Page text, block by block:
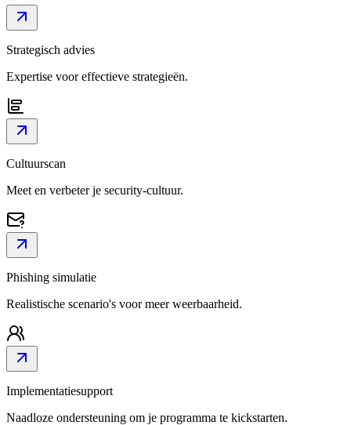
Strategisch advies
Expertise voor effectieve strategieën.
Cultuurscan
Meet en verbeter je security-cultuur.
Phishing simulatie
Realistische scenario's voor meer weerbaarheid.
Implementatie­support
Naadloze ondersteuning om je programma te kickstarten.